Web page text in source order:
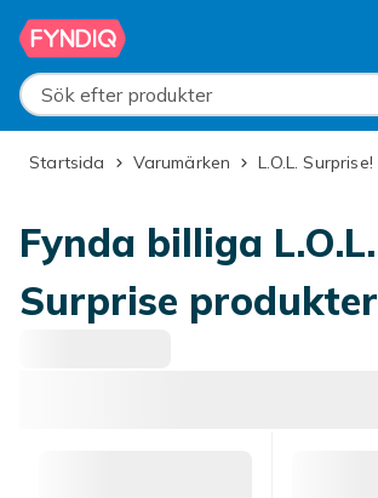
Hoppa till huvudinnehållet
Sök efter produkter
Startsida Varumärken L.O.L. Surprise!
Fynda billiga L.O.L.
Surprise produkter